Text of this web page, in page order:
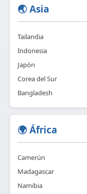
🌏 Asia
Tailandia
Indonesia
Japón
Corea del Sur
Bangladesh
🌍 África
Camerún
Madagascar
Namibia